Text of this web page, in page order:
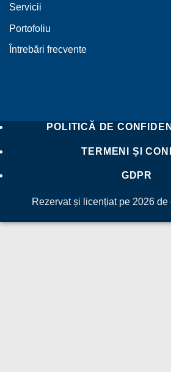
Servicii
Portofoliu
Întrebări frecvente
POLITICĂ DE
TERMENI ȘI
GDPR
Rezervat și licențiat pe 2026 de